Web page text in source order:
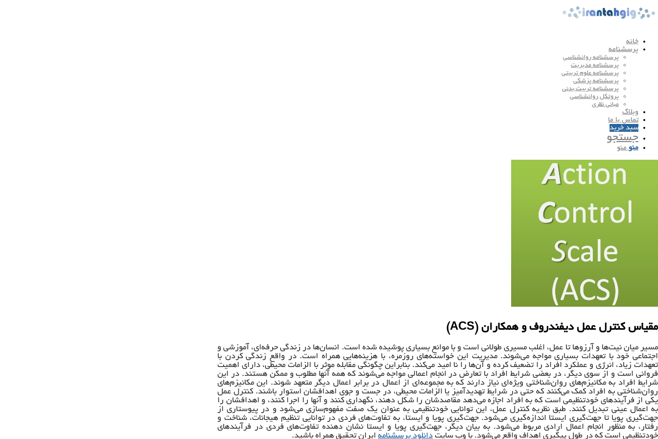
خانه
پرسشنامه
پرسشنامه روانشناسی
پرسشنامه مدیریت
پرسشنامه علوم تربیتی
پرسشنامه پزشکی
پرسشنامه تربیت بدنی
پروتکل روانشناسی
مبانی نظری
وبلاگ
تماس با ما
سبد خرید
جستجو
منو منو
مقیاس کنترل عمل دیفندروف و همکاران (ACS)
مسیر میان نیت‌ها و آرزوها تا عمل، اغلب مسیری طولانی است و با موانع بسیاری پوشیده شده است. انسان‌ها در زندگی حرفه‌ای، آموزشی و
اجتماعی خود با تعهدات بسیاری مواجه می‌شوند. مدیریت این خواسته‌های روزمره، با هزینه‌هایی همراه است. در واقع زندگی کردن با
تعهدات زیاد، انرژی و عملکرد افراد را تضعیف کرده و آن‌ها را نا امید می‌کند. بنابراین چگونگی مقابله موثر با الزامات محیطی، دارای اهمیت
فروانی است و از سوی دیگر، در بعضی شرایط افراد با تعارض در انجام اعمالی مواجه می‌شوند که همه آنها مطلوب و ممکن هستند. در این
شرایط افراد به مکانیزم‌های روان‌شناختی ویژه‌ای نیاز دارند که به مجموعه‌ای از اعمال در برابر اعمال دیگر متعهد شوند. این مکانیزم‌های
روان‌شناختی به افراد کمک می‌کنند که حتی در شرایط تهدیدآمیز یا الزامات محیطی، در جست و جوی اهدافشان استوار باشند. کنترل عمل
یکی از فرآیندهای خودتنظیمی است که به افراد اجازه می‌دهد مقاصدشان را شکل دهند، نگهداری کنند و آنها را اجرا کنند، و اهدافشان را
به اعمال عینی تبدیل کنند. طبق نظریه کنترل عمل، این توانایی خودتنظیمی به عنوان یک صفت مفهوم‌سازی می‌شود و در پیوستاری از
جهت‌گیری پویا تا جهت‌گیری ایستا اندازه‌گیری می‌شود. جهت‌گیری پویا و ایستا، به تفاوت‌های فردی در توانایی تنظیم هیجانات، شناخت و
رفتار، به منظور انجام اعمال ارادی مربوط می‌شود. به بیان دیگر، جهت‌گیری پویا و ایستا نشان دهنده تفاوت‌های فردی در فرآیندهای
خودتنظیمی است که در طول پیگیری اهداف واقع می‌شود. با وب سایت دانلود پرسشنامه ایران تحقیق همراه باشید.